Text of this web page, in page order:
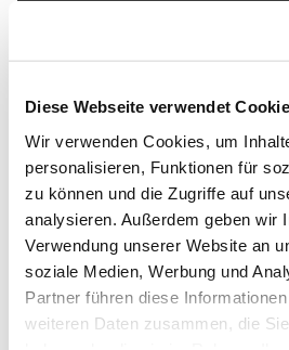
Diese Webseite verwendet
Wir verwenden Cookies, um
personalisieren, Funktionen für
zu können und die Zugriffe auf
analysieren. Außerdem geben wir
Verwendung unserer Website an
soziale Medien, Werbung und
Partner führen diese
weiteren Daten zusammen, die
Dies könnte